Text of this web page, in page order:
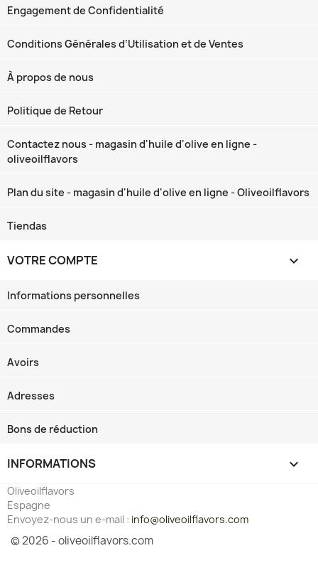
Engagement de Confidentialité
Conditions Générales d‘Utilisation et de Ventes
À propos de nous
Politique de Retour
Contactez nous - magasin d'huile d'olive en ligne -
oliveoilflavors
Plan du site - magasin d'huile d'olive en ligne - Oliveoilflavors
Tiendas
VOTRE COMPTE 
Informations personnelles
Commandes
Avoirs
Adresses
Bons de réduction
INFORMATIONS keyboard_arrow_down
Oliveoilflavors
Espagne
Envoyez-nous un e-mail : info@oliveoilflavors.com
© 2026 - oliveoilflavors.com